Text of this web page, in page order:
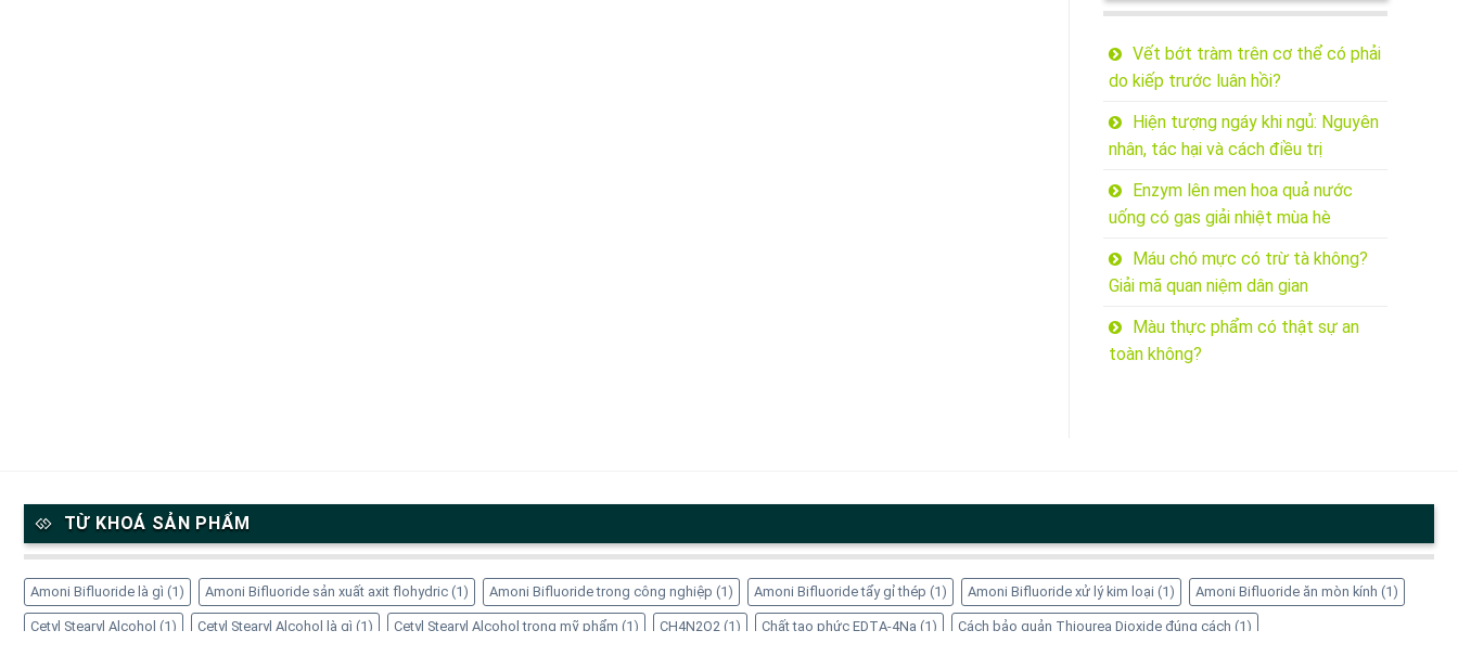
Vết bớt tràm trên cơ thể có phải
do kiếp trước luân hồi?
Hiện tượng ngáy khi ngủ: Nguyên
nhân, tác hại và cách điều trị
Enzym lên men hoa quả nước
uống có gas giải nhiệt mùa hè
Máu chó mực có trừ tà không?
Giải mã quan niệm dân gian
Màu thực phẩm có thật sự an
toàn không?
TỪ KHOÁ SẢN PHẨM
Amoni Bifluoride là gì (1) Amoni Bifluoride sản xuất axit flohydric(1) Amoni Bifluoride trong công nghiệp (1) Amoni Bifluoride tẩy gỉ thép (1) Amoni Bifluoride xử lý kim loại (1) Amoni Bifluoride ăn mòn kính (1)
Cetyl Stearyl Alcohol (1) Cetyl Stearyl Alcohol là gì (1) Cetyl Stearyl Alcohol trong mỹ phẩm (1) CH4N2O2(1) Chất tạo phức EDTA-4Na (1) Cách bảo quản Thiourea Dioxide đúng cách (1)